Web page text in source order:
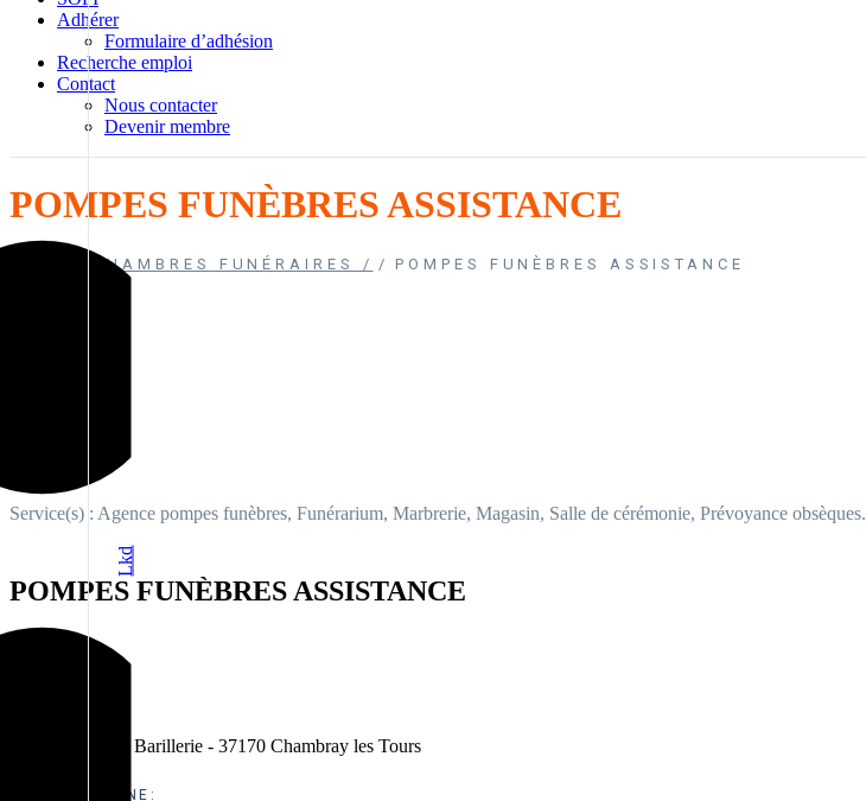
Adhérer
Formulaire d’adhésion
Recherche emploi
Contact
Nous contacter
Devenir membre
POMPES FUNÈBRES ASSISTANCE
CHAMBRES FUNÉRAIRES / POMPES FUNÈBRES ASSISTANCE
Lkd
Service(s) : Agence pompes funèbres, Funérarium, Marbrerie, Magasin, Salle de cérémonie, Prévoyance obsèques.
POMPES FUNÈBRES ASSISTANCE
2, rue de la Barillerie - 37170 Chambray les Tours
TÉLÉPHONE: